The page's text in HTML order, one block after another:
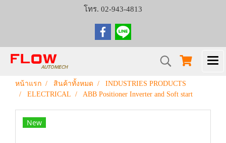
โทร. 02-943-4813
หน้าแรก สินค้าทั้งหมด
INDUSTRIES PRODUCTS
ELECTRICAL
ABB Positioner Inverter and Soft start
New